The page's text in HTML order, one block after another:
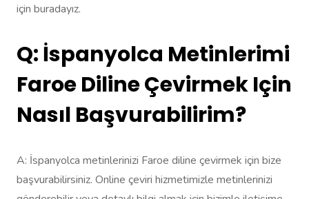
için buradayız.
Q: İspanyolca Metinlerimi
Faroe Diline Çevirmek Için
Nasıl Başvurabilirim?
A: İspanyolca metinlerinizi Faroe diline çevirmek için bize
başvurabilirsiniz. Online çeviri hizmetimizle metinlerinizi